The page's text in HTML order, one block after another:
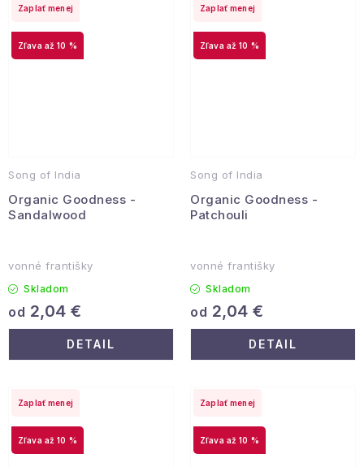
Song of India
Organic Goodness -
Sandalwood
až 10 %
Zaplať menej
vonné františky
Skladom
od 2,04 €
DETAIL
Song of India
Organic Goodness -
Patchouli
až 10 %
Zaplať menej
vonné františky
Skladom
od 2,04 €
DETAIL
až 10 %
Zaplať menej
až 10 %
Zaplať menej